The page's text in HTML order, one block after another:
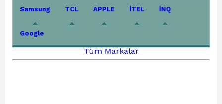
Samsung TCL APPLE İTEL İNQ
Google
Tüm Markalar